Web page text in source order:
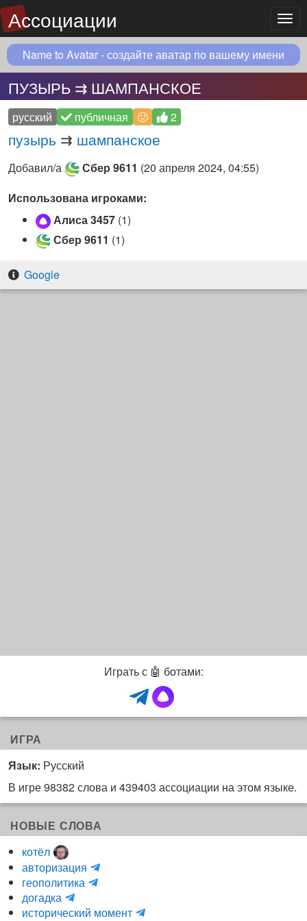
Ассоциации
Name to Avatar - создайте аватар по вашему имени
ПУЗЫРЬ ⇉ ШАМПАНСКОЕ
русский публичная 🤢 2
пузырь ⇉ шампанское
Добавил/а Сбер 9611 (20 апреля 2024, 04:55)
Использована игроками:
Алиса 3457 (1)
Сбер 9611 (1)
Google
Играть с 🤖 ботами:
ИГРА
Язык: Русский
В игре 98382 слова и 439403 ассоциации на этом языке.
НОВЫЕ СЛОВА
котёл
авторизация
и
о
геополитика
H
d
догадка
m
a
исторический момент
и